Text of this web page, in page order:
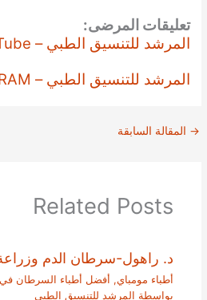
تعليقات المرضى:
المرشد للتنسيق الطبي – YouTube
المرشد للتنسيق الطبي – INSTAGRAM
→ المقالة السابقة
Related Posts
د. راهول-سرطان الدم
أطباء مومباي, أفضل أطباء السرطان في
بواسطة المرشد للتنسيق الطبي